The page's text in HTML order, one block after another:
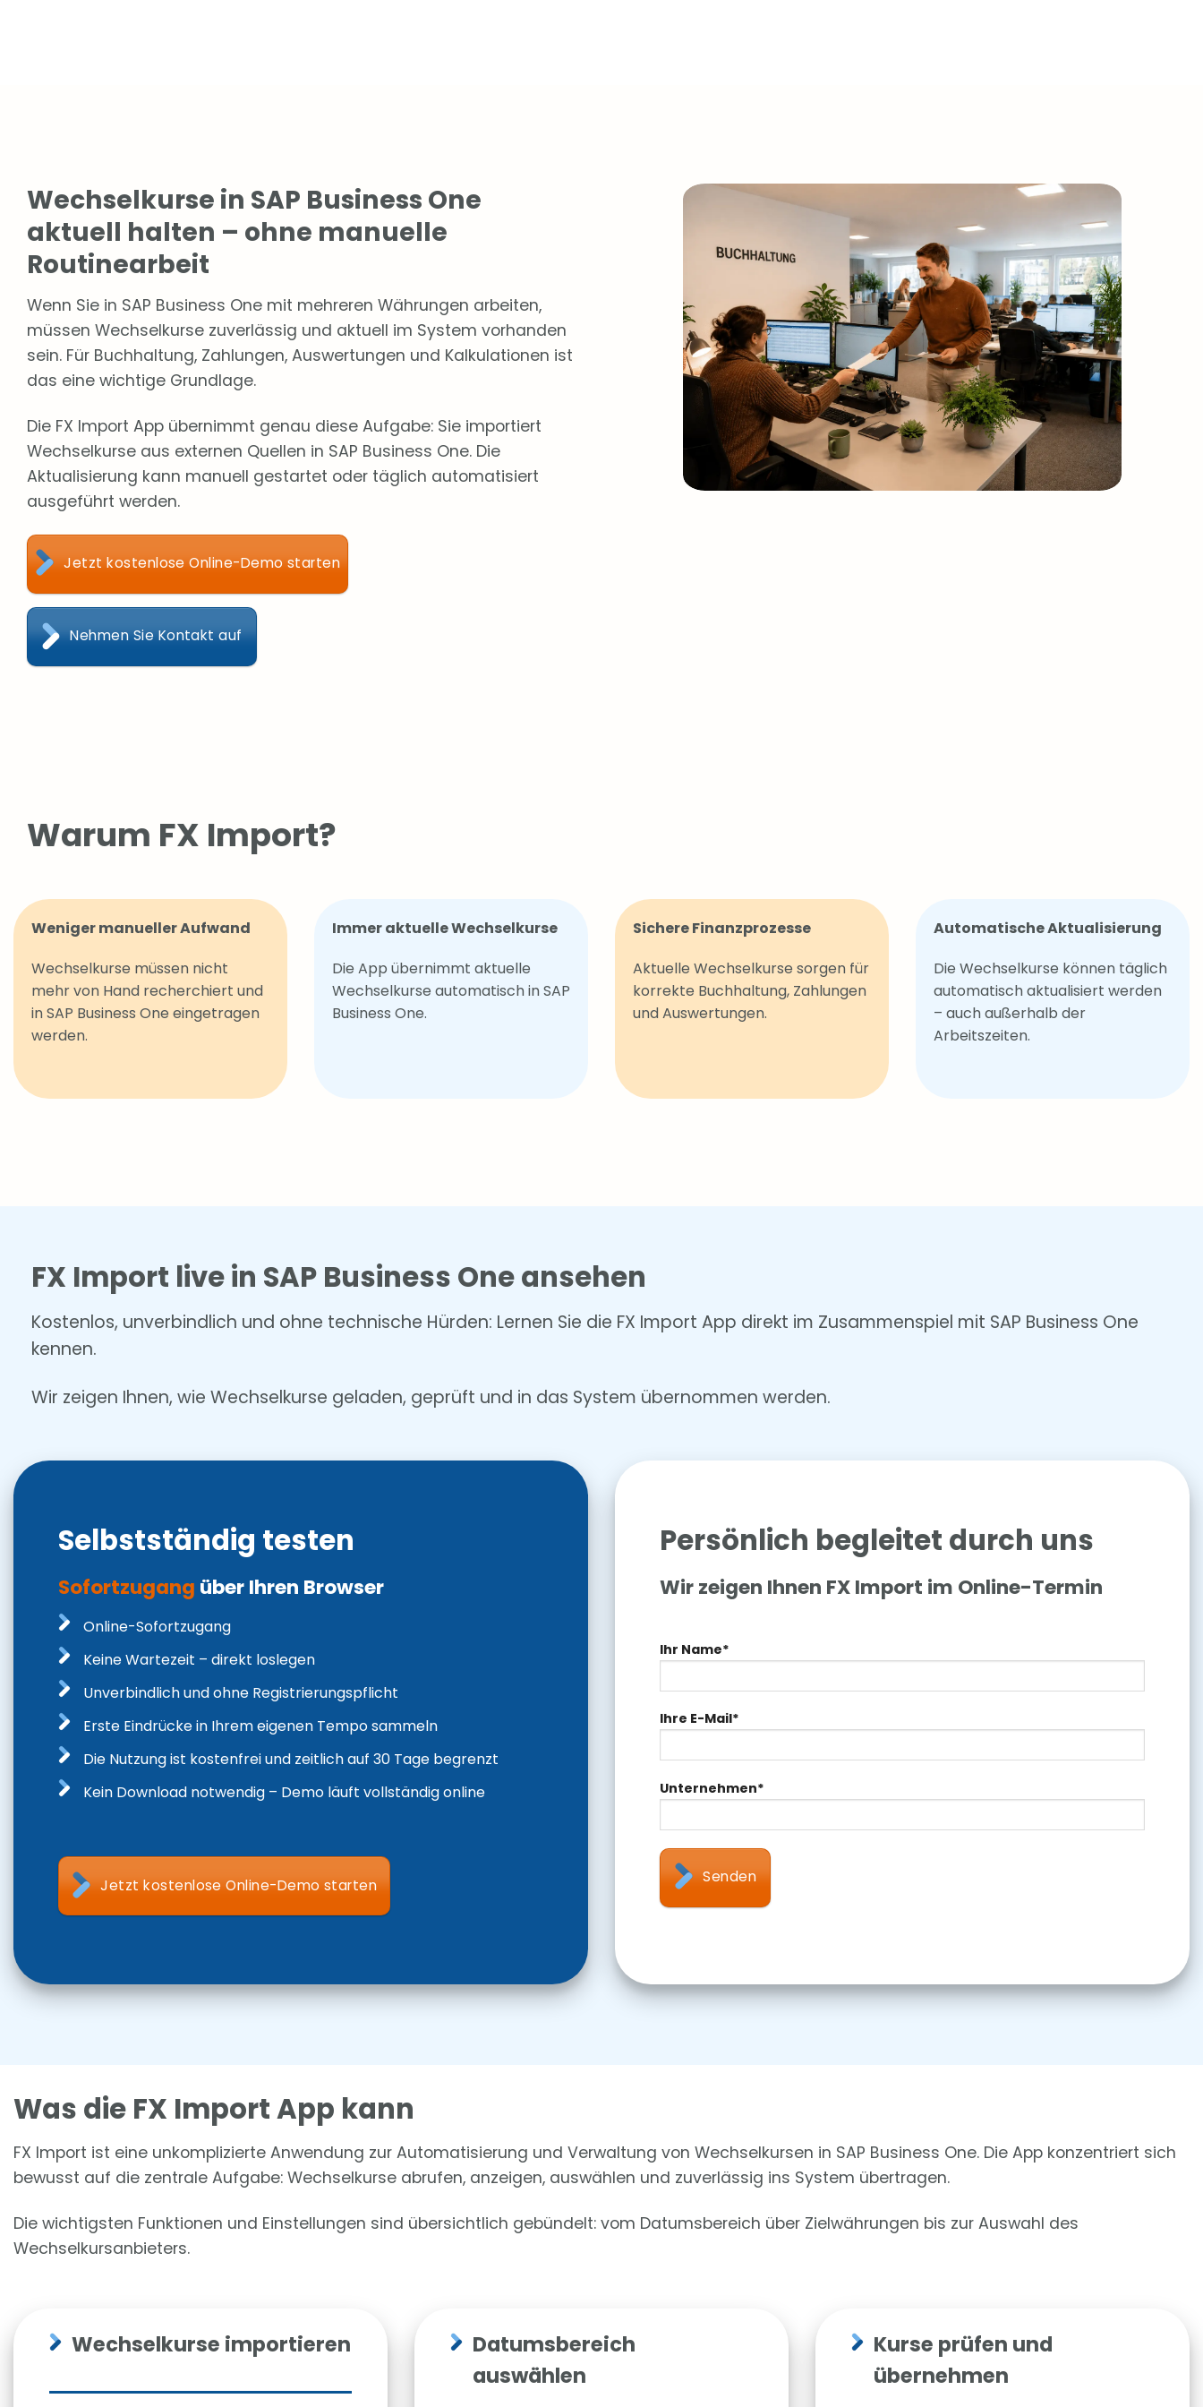
Wechselkurse in SAP Business One
aktuell halten – ohne manuelle
Routinearbeit
Wenn Sie in SAP Business One mit mehreren Währungen arbeiten,
müssen Wechselkurse zuverlässig und aktuell im System vorhanden
sein. Für Buchhaltung, Zahlungen, Auswertungen und Kalkulationen ist
das eine wichtige Grundlage.
Die FX Import App übernimmt genau diese Aufgabe: Sie importiert
Wechselkurse aus externen Quellen in SAP Business One. Die
Aktualisierung kann manuell gestartet oder täglich automatisiert
ausgeführt werden.
Jetzt kostenlose Online-Demo starten
Nehmen Sie Kontakt auf
Warum FX Import?
Weniger manueller Aufwand
Wechselkurse müssen nicht
mehr von Hand recherchiert und
in SAP Business One eingetragen
werden.
Immer aktuelle Wechselkurse
Die App übernimmt aktuelle
Wechselkurse automatisch in SAP
Business One.
Sichere Finanzprozesse
Aktuelle Wechselkurse sorgen für
korrekte Buchhaltung, Zahlungen
und Auswertungen.
Automatische Aktualisierung
Die Wechselkurse können täglich
automatisch aktualisiert werden
– auch außerhalb der
Arbeitszeiten.
FX Import live in SAP Business One ansehen
Kostenlos, unverbindlich und ohne technische Hürden: Lernen Sie die FX Import App direkt im Zusammenspiel mit SAP Business One
kennen.
Wir zeigen Ihnen, wie Wechselkurse geladen, geprüft und in das System übernommen werden.
Selbstständig testen
Sofortzugang über Ihren Browser
Online-Sofortzugang
Keine Wartezeit – direkt loslegen
Unverbindlich und ohne Registrierungspflicht
Erste Eindrücke in Ihrem eigenen Tempo sammeln
Die Nutzung ist kostenfrei und zeitlich auf 30 Tage begrenzt
Kein Download notwendig – Demo läuft vollständig online
Jetzt kostenlose Online-Demo starten
Persönlich begleitet durch uns
Wir zeigen Ihnen FX Import im Online-Termin
Ihr Name*
Ihre E-Mail*
Unternehmen*
Senden
Was die FX Import App kann
FX Import ist eine unkomplizierte Anwendung zur Automatisierung und Verwaltung von Wechselkursen in SAP Business One. Die App konzentriert sich
bewusst auf die zentrale Aufgabe: Wechselkurse abrufen, anzeigen, auswählen und zuverlässig ins System übertragen.
Die wichtigsten Funktionen und Einstellungen sind übersichtlich gebündelt: vom Datumsbereich über Zielwährungen bis zur Auswahl des
Wechselkursanbieters.
Wechselkurse importieren
Datumsbereich
auswählen
Kurse prüfen und
übernehmen